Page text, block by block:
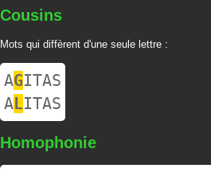
Cousins
Mots qui diffèrent d'une seule lettre :
AGITAS
ALITAS
Homophonie